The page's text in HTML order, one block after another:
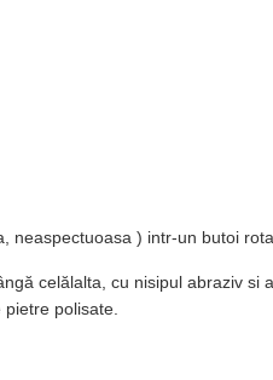
) intr-un butoi
celălalta, cu nisipul abraziv
polisate.